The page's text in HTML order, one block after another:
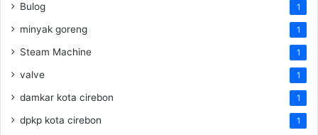
Bulog 1
minyak goreng 1
Steam Machine 1
valve 1
damkar kota cirebon 1
dpkp kota cirebon 1